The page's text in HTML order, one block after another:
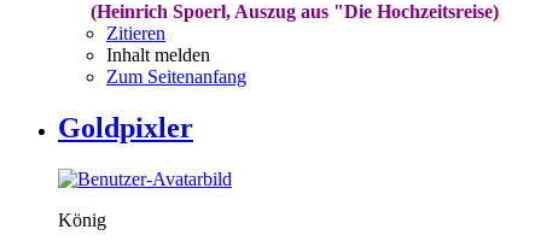
(Heinrich Spoerl, Auszug aus "Die Hochzeitsreise)
Zitieren
Inhalt melden
Zum Seitenanfang
Goldpixler
König